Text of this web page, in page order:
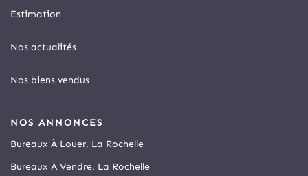
Estimation
Nos actualités
Nos biens vendus
NOS ANNONCES
Bureaux À Louer, La Rochelle
Bureaux À Vendre, La Rochelle